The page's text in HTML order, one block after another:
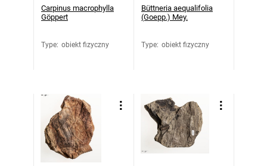
Carpinus macrophylla
Göppert
Type: obiekt fizyczny
Büttneria aequalifolia
(Goepp.) Mey.
Type: obiekt fizyczny